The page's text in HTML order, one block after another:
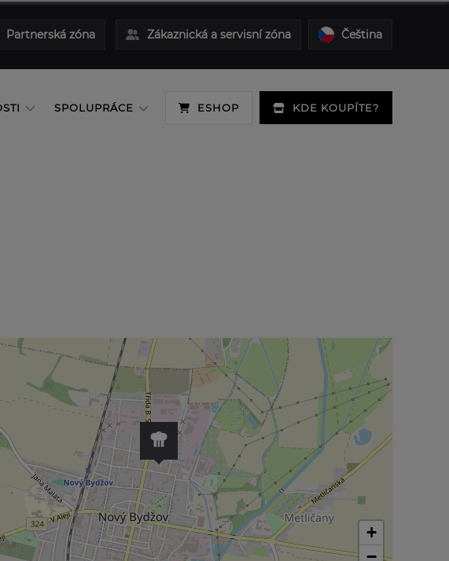
Partnerská zóna Zákaznická a servisní zóna Čeština
SPOLUPRÁCE ESHOP KDE KOUPÍTE?
+
−